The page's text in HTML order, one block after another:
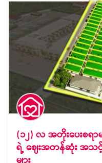
(၁၂) လ အတိုးပေးစ
ရဲ့ ဈေးအတန်ဆုံး အသင့်